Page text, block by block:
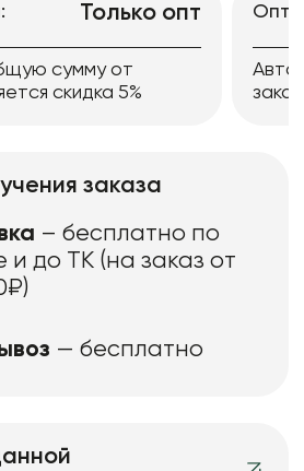
Только опт
сумму от
скидка 5%
заказа
– бесплатно по
и до ТК (на заказ от
— бесплатно